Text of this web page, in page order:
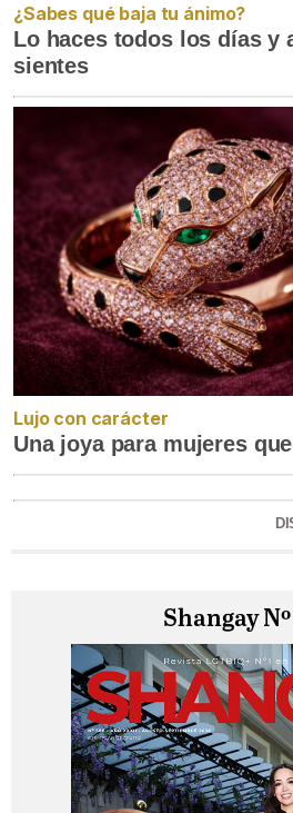
¿Sabes qué baja tu ánimo?
Lo haces todos los días y
sientes
Lujo con carácter
Una joya para mujeres
Shangay